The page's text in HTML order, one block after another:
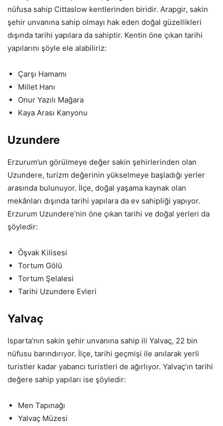
nüfusa sahip Cittaslow kentlerinden biridir. Arapgir, sakin
şehir unvanına sahip olmayı hak eden doğal güzellikleri
dışında tarihi yapılara da sahiptir. Kentin öne çıkan tarihi
yapılarını şöyle ele alabiliriz:
Çarşı Hamamı
Millet Hanı
Onur Yazılı Mağara
Kaya Arası Kanyonu
Uzundere
Erzurum’un görülmeye değer sakin şehirlerinden olan
Uzundere, turizm değerinin yükselmeye başladığı yerler
arasında bulunuyor. İlçe, doğal yaşama kaynak olan
mekânları dışında tarihi yapılara da ev sahipliği yapıyor.
Erzurum Uzundere’nin öne çıkan tarihi ve doğal yerleri da
şöyledir:
Öşvak Kilisesi
Tortum Gölü
Tortum Şelalesi
Tarihi Uzundere Evleri
Yalvaç
Isparta’nın sakin şehir unvanına sahip ili Yalvaç, 22 bin
nüfusu barındırıyor. İlçe, tarihi geçmişi ile anılarak yerli
turistler kadar yabancı turistleri de ağırlıyor. Yalvaç’ın tarihi
değere sahip yapıları ise şöyledir:
Men Tapınağı
Yalvaç Müzesi